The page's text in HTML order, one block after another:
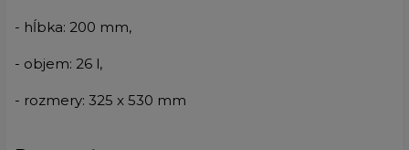
- hĺbka: 200 mm,
- objem: 26 l,
- rozmery: 325 x 530 mm